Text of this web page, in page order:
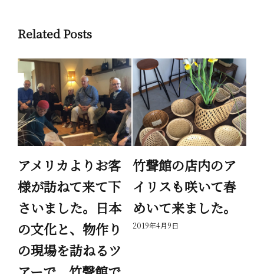
Related Posts
アメリカよりお客
様が訪ねて来て下
さいました。日本
の文化と、物作り
の現場を訪ねるツ
竹聲館の店内のア
イリスも咲いて春
めいて来ました。
2019年4月9日